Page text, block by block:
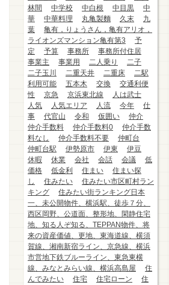
林間
中学校 中白根 中目黒
中
華
中華料理 丸亀製麵 久末
九
葉
亀有，りょうさん，亀有アリオ，
ライオンズマンション亀有第3
予
定
予算 事務所
事務所付住居
事業主
事業用 二人乗り
二子
二子玉川
二重天井 二重床
二駅
利用可能
五本木 交換
交通利便
性
京急 京浜東北線
人は武士
人気
人気エリア 人流 今年
仕
事
代官山 令和 仮囲い
仲介
仲介手数料
仲介手数料0
仲介手数
料なし
仲介手数料不要
仲町台
仲町台駅
伊勢原市 伊東
伊豆
休暇
休業 会社 会話 会議
低
価格
低金利 住まい
住まい探
し
住みたい
住みたい市区町村ラン
キング
住みたい街ランキング日本
一、未公開物件、横浜駅、徒歩７分、
西区岡野、公道面、整形地、閑静住宅
地、知る人ぞ知る、TEPPAN物件、将
来の資産価値、更地、東海道線、横須
賀線、湘南新宿ライン、京急線、横浜
市営地下鉄ブルーライン、東急東横
線、みなとみらい線、横浜高島屋
住
んでみたい
住宅 住宅ローン
住